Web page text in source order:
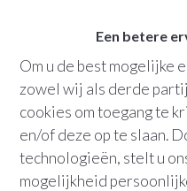
Een betere
Om u de best mogelijke
zowel wij als derde
cookies om toegang te
en/of deze op te slaan.
technologieën, stelt u
mogelijkheid